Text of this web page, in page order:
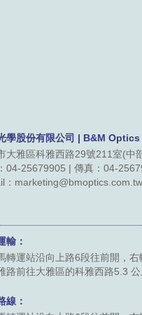
學股份有限公司 | B&M
大雅區科雅西路29號211室(中
04-25679905 | 傳真：04-
：marketing@bmoptics.com.tw
輸：
轉運站沿向上路6段往前開，
路前往大雅區的科雅西路5.3
線：